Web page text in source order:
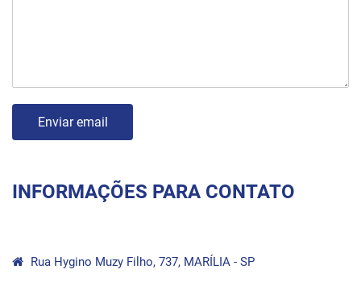
Enviar email
INFORMAÇÕES PARA CONTATO
Rua Hygino Muzy Filho, 737, MARÍLIA - SP